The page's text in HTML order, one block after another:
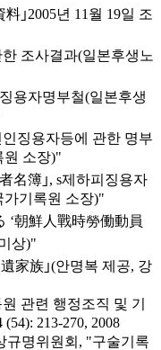
｣2005년 11월 19일 조
조사결과(일본후생노
용자명부철(일본후생
징용자등에 관한 명부
원 소장)"
名簿｣, s제하피징용자
가기록원 소장)"
‘朝鮮人戰時勞働動員
상)"
家族｣(안명복 제공, 강
관련 행정조직 및 기
213-270, 2008
규명위원회, "구술기록